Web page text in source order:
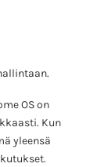
OS on
Kun
yleensä